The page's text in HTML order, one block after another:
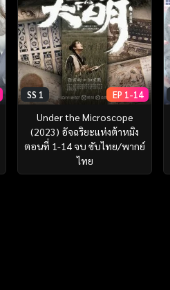
SS 1 EP 1-14
Under the Microscope
(2023) อัจฉริยะแห่งต้าหมิง
ตอนที่ 1-14 จบ ซับไทย/พากย์
ไทย